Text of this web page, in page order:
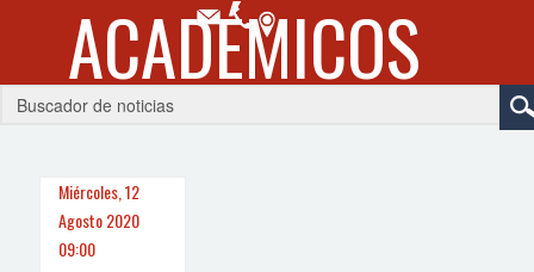
Miércoles, 12
Agosto 2020
09:00